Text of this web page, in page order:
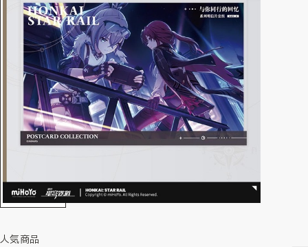
人気商品